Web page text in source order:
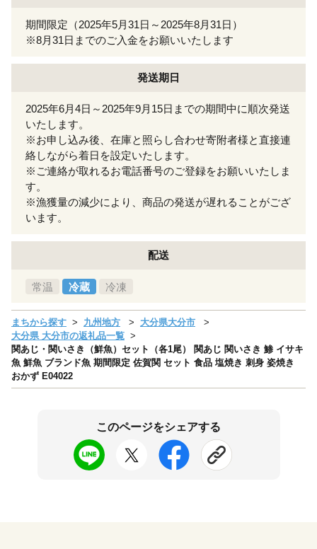
期間限定（2025年5月31日～2025年8月31日）
※8月31日までのご入金をお願いいたします
発送期日
2025年6月4日～2025年9月15日までの期間中に順次発送
いたします。
※お申し込み後、在庫と照らし合わせ寄附者様と直接連
絡しながら着日を設定いたします。
※ご連絡が取れるお電話番号のご登録をお願いいたしま
す。
※漁獲量の減少により、商品の発送が遅れることがござ
います。
配送
常温 冷蔵 冷凍
まちから探す 九州地方
大分県大分市
大分県 大分市の返礼品一覧
関あじ・関いさき（鮮魚）セット（各1尾） 関あじ 関いさき 鯵 イサキ
魚 鮮魚 ブランド魚 期間限定 佐賀関 セット 食品 塩焼き 刺身 姿焼き
おかず E04022
このページをシェアする